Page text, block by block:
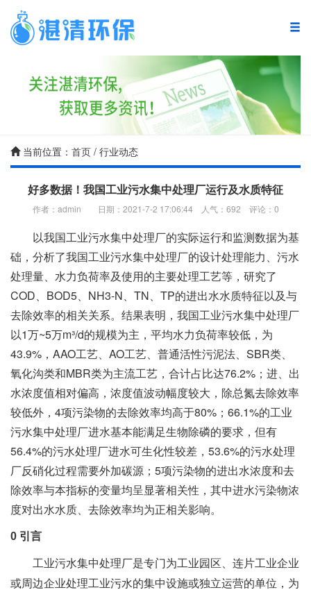
湛清首页
复合碳源
废水处理产品
废水处理案例
废水处理技术
新闻中心
关于湛清
联系我们
当前位置： 首页 / 行业动态
好多数据！我国工业污水集中处理厂运行及水质特征
作者：admin 日期：2021-7-2 17:06:44 人气： 692 评论： 0
以我国工业污水集中处理厂的实际运行和监测数据为基
础，分析了我国工业污水集中处理厂的设计处理能力、污水
处理量、水力负荷率及使用的主要处理工艺等，研究了
COD、BOD5、NH3-N、TN、TP的进出水水质特征以及与
去除效率的相关关系。结果表明，我国工业污水集中处理厂
以1万~5万m³/d的规模为主，平均水力负荷率较低，为
43.9%，AAO工艺、AO工艺、普通活性污泥法、SBR类、
氧化沟类和MBR类为主流工艺，合计占比达76.2%；进、出
水浓度值相对偏高，浓度值波动幅度较大，除总氮去除效率
较低外，4项污染物的去除效率均高于80%；66.1%的工业
污水集中处理厂进水基本能满足生物除磷的要求，但有
56.4%的污水处理厂进水可生化性较差，53.6%的污水处理
厂反硝化过程需要外加碳源；5项污染物的进出水浓度和去
除效率与本指标的变量均呈显著相关性，其中进水污染物浓
度对出水水质、去除效率均为正相关影响。
0 引言
工业污水集中处理厂是专门为工业园区、连片工业企业
或周边企业处理工业污水的集中设施或独立运营的单位，为